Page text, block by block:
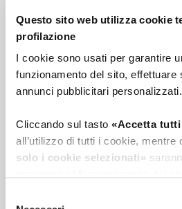
Questo sito web utilizza cookie
profilazione
I cookie sono usati per garantire
funzionamento del sito, effettuare
annunci pubblicitari personalizzati.
Cliccando sul tasto «Accetta
all’utilizzo di tutti i cookie, mentre
solo i cookie selezionati»
I NOSTRI